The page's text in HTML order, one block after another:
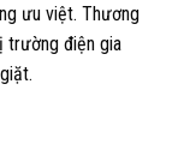
ưu việt. Thương
trường điện gia